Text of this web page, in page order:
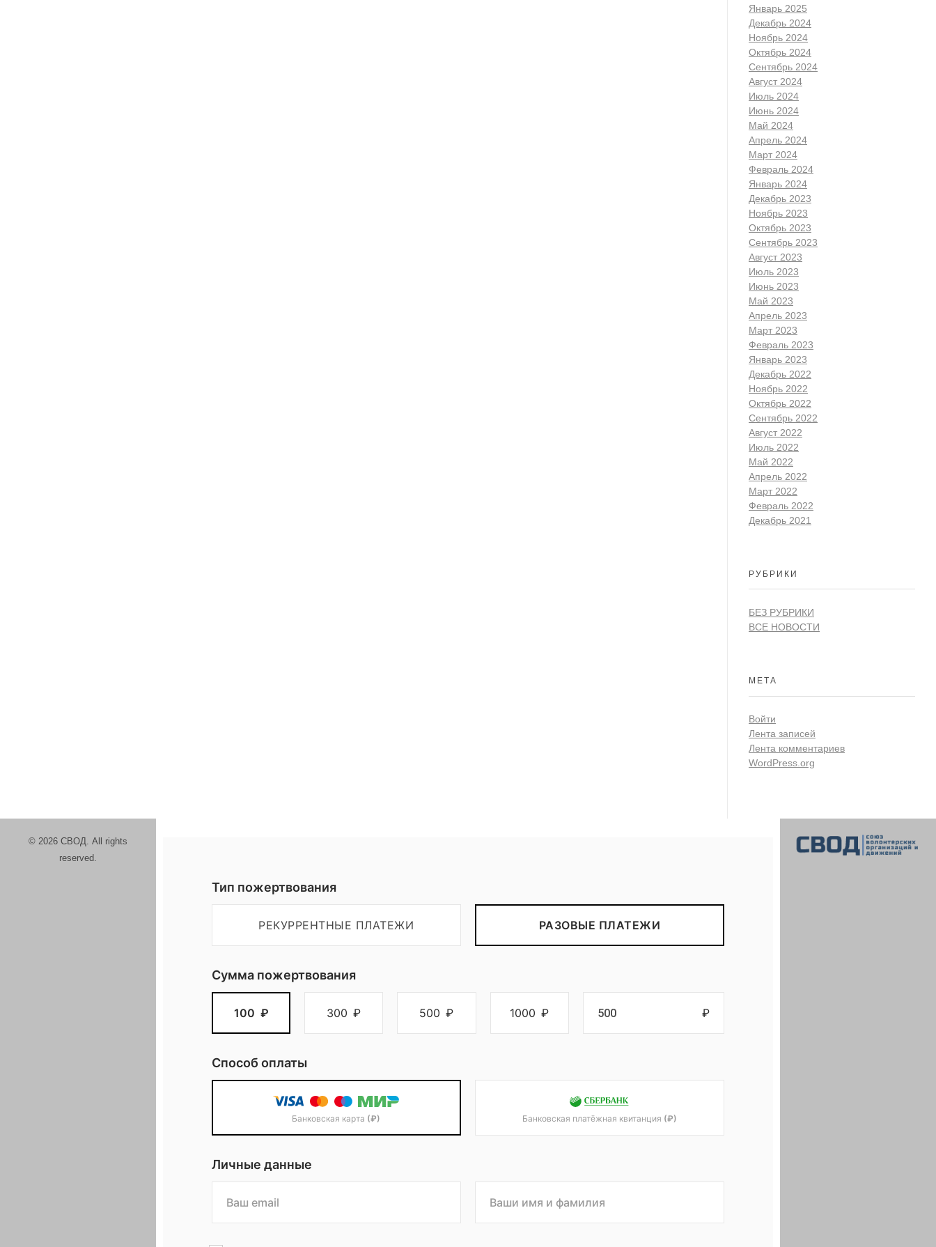
Январь 2025
Декабрь 2024
Ноябрь 2024
Октябрь 2024
Сентябрь 2024
Август 2024
Июль 2024
Июнь 2024
Май 2024
Апрель 2024
Март 2024
Февраль 2024
Январь 2024
Декабрь 2023
Ноябрь 2023
Октябрь 2023
Сентябрь 2023
Август 2023
Июль 2023
Июнь 2023
Май 2023
Апрель 2023
Март 2023
Февраль 2023
Январь 2023
Декабрь 2022
Ноябрь 2022
Октябрь 2022
Сентябрь 2022
Август 2022
Июль 2022
Май 2022
Апрель 2022
Март 2022
Февраль 2022
Декабрь 2021
РУБРИКИ
БЕЗ РУБРИКИ
ВСЕ НОВОСТИ
МЕТА
Войти
Лента записей
Лента комментариев
WordPress.org
© 2026 СВОД. All rights
reserved.
Тип пожертвования
РЕКУРРЕНТНЫЕ ПЛАТЕЖИ РАЗОВЫЕ ПЛАТЕЖИ
Сумма пожертвования
100 ₽ 300 ₽ 500 ₽ 1000 ₽ ₽
Способ оплаты
Банковская карта (₽) Банковская платёжная квитанция (₽)
Личные данные